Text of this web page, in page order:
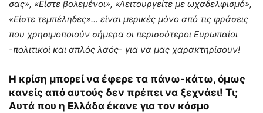
σας», «Είστε βολεμένοι», «Λειτουργείτε με ωχαδελφισμό»,
«Είστε τεμπέληδες»… είναι μερικές μόνο από τις φράσεις
που χρησιμοποιούν σήμερα οι περισσότεροι Ευρωπαίοι
-πολιτικοί και απλός λαός- για να μας χαρακτηρίσουν!
Η κρίση μπορεί να έφερε τα πάνω-κάτω, όμως
κανείς από αυτούς δεν πρέπει να ξεχνάει! Τι;
Αυτά που η Ελλάδα έκανε για τον κόσμο